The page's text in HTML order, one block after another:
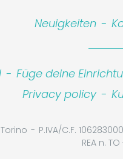
Neuigkeiten -
- Füge deine
Privacy policy -
P.IVA/C.F.
REA n.